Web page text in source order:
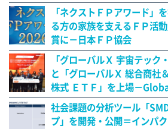
「ネクストＦＰアワード」
る方の家族を支えるＦＰ活
賞に－日本ＦＰ協会
「グローバルＸ 宇宙テック
と「グローバルＸ 総合商社
株式 ＥＴＦ」を上場－
社会課題の分析ツール「
プ」を開発・公開＝インパ